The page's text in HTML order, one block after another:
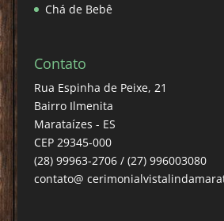
Chá de Bebê
Contato
Rua Espinha de Peixe, 21
Bairro Ilmenita
Marataízes - ES
CEP 29345-000
(28) 99963-2706 / (27) 996003080
contato@